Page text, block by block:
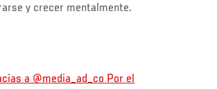
y crecer mentalmente.
a @media_ad_co Por el